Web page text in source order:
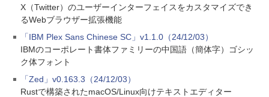
X（Twitter）のユーザーインターフェイスをカスタマイズでき
るWebブラウザー拡張機能
「IBM Plex Sans Chinese SC」v1.1.0（24/12/03）
IBMのコーポレート書体ファミリーの中国語（簡体字）ゴシッ
ク体フォント
「Zed」v0.163.3（24/12/03）
Rustで構築されたmacOS/Linux向けテキストエディター